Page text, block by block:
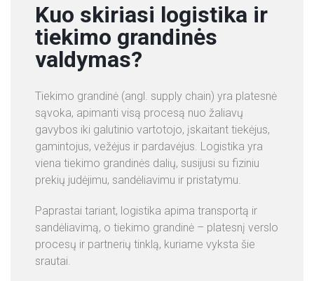
Kuo skiriasi logistika ir
tiekimo grandinės
valdymas?
Tiekimo grandinė (angl. supply chain) yra platesnė
sąvoka, apimanti visą procesą nuo žaliavų
gavybos iki galutinio vartotojo, įskaitant tiekėjus,
gamintojus, vežėjus ir pardavėjus. Logistika yra
viena tiekimo grandinės dalių, susijusi su fiziniu
prekių judėjimu, sandėliavimu ir pristatymu.
Paprastai tariant, logistika apima transportą ir
sandėliavimą, o tiekimo grandinė – platesnį verslo
procesų ir partnerių tinklą, kuriame vyksta šie
srautai.